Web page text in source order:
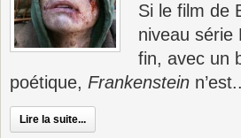
Si le film de
niveau série
fin, avec un
poétique, Frankenstein
Lire la suite...